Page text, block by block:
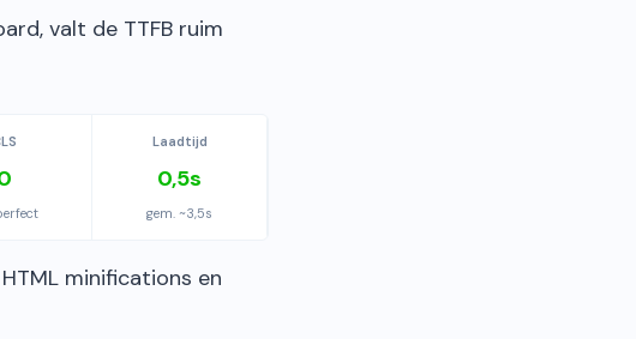
valt de TTFB ruim
Laadtijd
0,5s
gem. ~3,5s
minifications en